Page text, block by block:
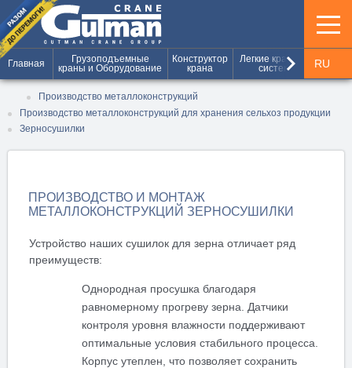
Главная
Грузоподъемные
краны и Оборудование
Конструктор
крана
Легкие крановые
системы
keyboard_arrow_right RU
EN
Производство металлоконструкций
Производство металлоконструкций для хранения сельхоз продукции
Зерносушилки
ПРОИЗВОДСТВО И МОНТАЖ
МЕТАЛЛОКОНСТРУКЦИЙ ЗЕРНОСУШИЛКИ
Устройство наших сушилок для зерна отличает ряд
преимуществ:
Однородная просушка благодаря
равномерному прогреву зерна. Датчики
контроля уровня влажности поддерживают
оптимальные условия стабильного процесса.
Корпус утеплен, что позволяет сохранить